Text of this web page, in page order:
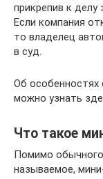
прикрепив к
Если компания
то владелец
в суд.
Об
можно узнать
Что такое
Помимо
называемое,